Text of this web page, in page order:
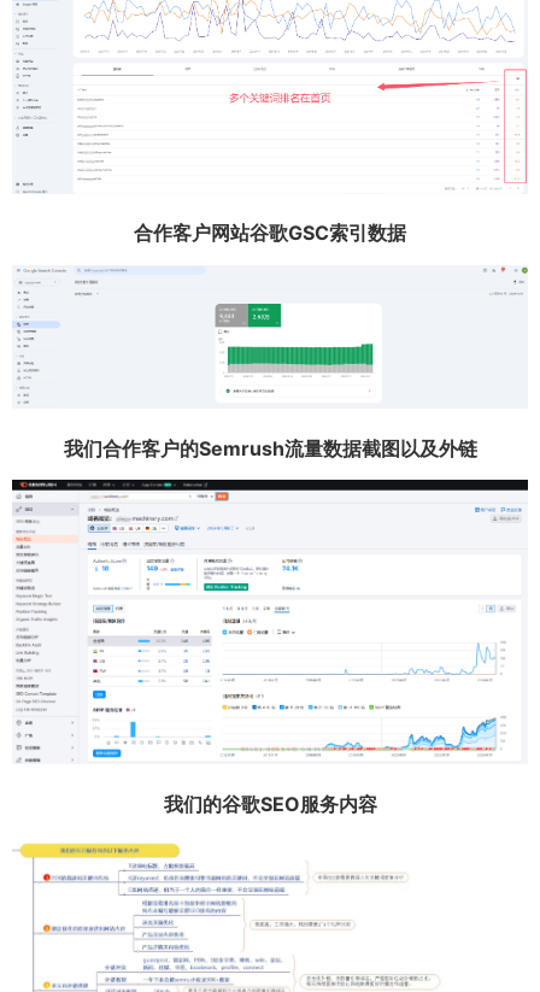
合作客户网站谷歌GSC索引数据
我们合作客户的Semrush流量数据截图以及外链
我们的谷歌SEO服务内容